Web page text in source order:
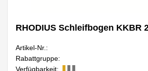
RHODIUS Schleifbogen KKBR
Artikel-Nr.:
Rabattgruppe:
Verfügbarkeit: